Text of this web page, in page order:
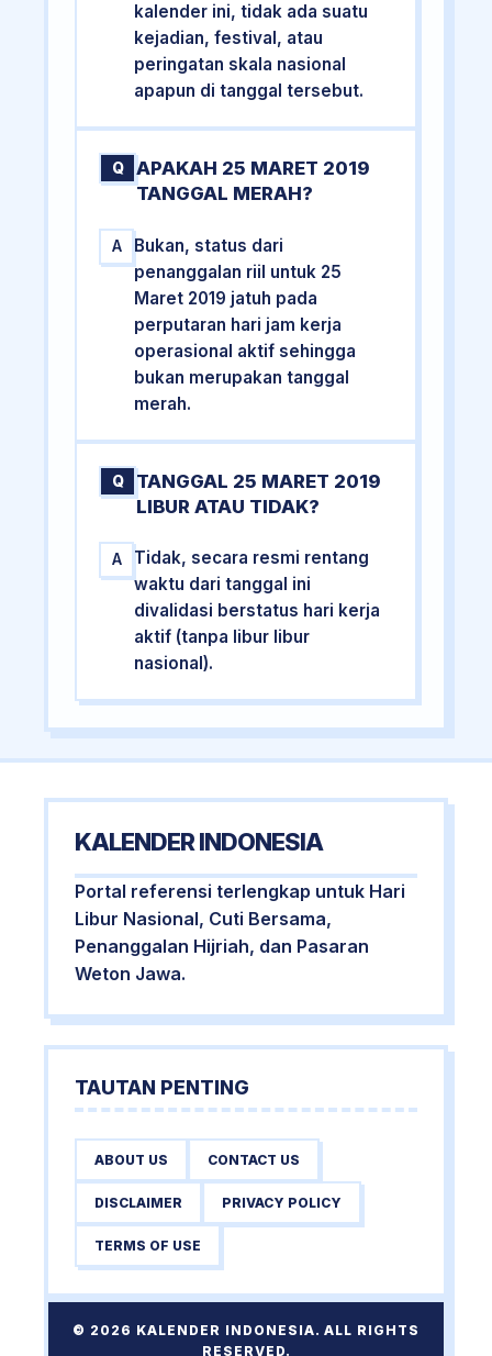
kalender ini, tidak ada suatu
kejadian, festival, atau
peringatan skala nasional
apapun di tanggal tersebut.
Q
APAKAH 25 MARET 2019
TANGGAL MERAH?
A
Bukan, status dari
penanggalan riil untuk 25
Maret 2019 jatuh pada
perputaran hari jam kerja
operasional aktif sehingga
bukan merupakan tanggal
merah.
Q
TANGGAL 25 MARET 2019
LIBUR ATAU TIDAK?
A
Tidak, secara resmi rentang
waktu dari tanggal ini
divalidasi berstatus hari kerja
aktif (tanpa libur libur
nasional).
KALENDER INDONESIA
Portal referensi terlengkap untuk Hari
Libur Nasional, Cuti Bersama,
Penanggalan Hijriah, dan Pasaran
Weton Jawa.
TAUTAN PENTING
ABOUT US CONTACT US
DISCLAIMER PRIVACY POLICY
TERMS OF USE
© 2026 KALENDER INDONESIA. ALL RIGHTS
RESERVED.